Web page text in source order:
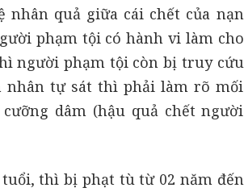
nhân quả giữa cái chết của nạn
phạm tội có hành vi làm cho
người phạm tội còn bị truy cứu
nhân tự sát thì phải làm rõ mối
dâm (hậu quả chết người
thì bị phạt tù từ 02 năm đến